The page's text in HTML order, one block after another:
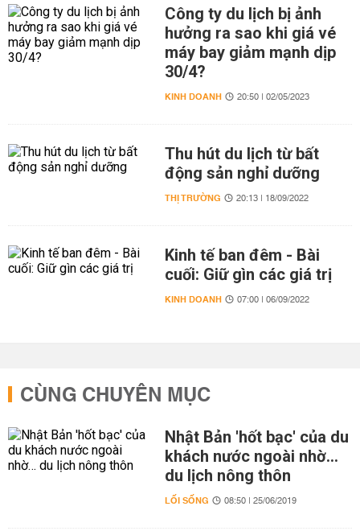
Công ty du lịch bị ảnh
hưởng ra sao khi giá vé
máy bay giảm mạnh dịp
30/4?
KINH DOANH 20:50 | 02/05/2023
Thu hút du lịch từ bất
động sản nghỉ dưỡng
THỊ TRƯỜNG 20:13 | 18/09/2022
Kinh tế ban đêm - Bài
cuối: Giữ gìn các giá trị
KINH DOANH 07:00 | 06/09/2022
CÙNG CHUYÊN MỤC
Nhật Bản 'hốt bạc' của du
khách nước ngoài nhờ…
du lịch nông thôn
LỐI SỐNG 08:50 | 25/06/2019